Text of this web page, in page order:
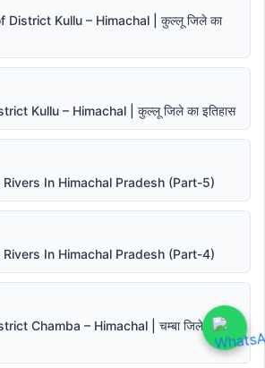
District Kullu – Himachal | कुल्लू जिले का
Kullu – Himachal | कुल्लू जिले का इतिहास
Rivers In Himachal Pradesh (Part-5)
Rivers In Himachal Pradesh (Part-4)
Chamba – Himachal | चम्बा जिले का